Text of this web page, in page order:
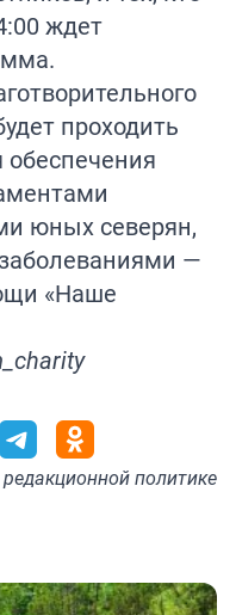
ждет
проходить
юных северян,
—
«Наше
редакционной политике